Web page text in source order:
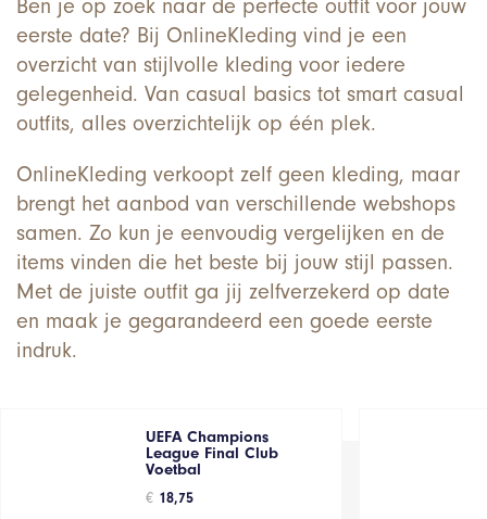
Ben je op zoek naar de perfecte outfit voor jouw
eerste date? Bij OnlineKleding vind je een
overzicht van stijlvolle kleding voor iedere
gelegenheid. Van casual basics tot smart casual
outfits, alles overzichtelijk op één plek.
OnlineKleding verkoopt zelf geen kleding, maar
brengt het aanbod van verschillende webshops
samen. Zo kun je eenvoudig vergelijken en de
items vinden die het beste bij jouw stijl passen.
Met de juiste outfit ga jij zelfverzekerd op date
en maak je gegarandeerd een goede eerste
indruk.
UEFA Champions
League Final Club
Voetbal
€ 18,75